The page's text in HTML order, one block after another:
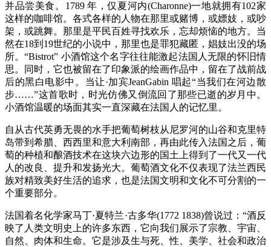
并品尝美食。1789 年，仅夏河内(Charonne)一地就拥有102家
这样的咖啡馆。各式各样的人物在那里或赌博，或嫖妓，或吵
架，或跳舞。那里是平民百姓寻找欢乐，忘却烦恼的地方。当
然在18到19世纪的小说中，那里也是罪犯藏匿，娼妓出没的场
所。“Bistrot” 小酒馆这个名字往往能激起法国人无限的怀旧情
思。同时，它也被留在了印象派的绘画作品中，留在了战前战
后的黑白电影中。当让·加宾JeanGabin 唱起“当我们在河边散
步……”这首歌时，时光仿佛又倒流回了那些已逝的岁月中。
小酒馆温暖的场面其实一直深藏在法国人的记忆里。
自从古代英勇无畏的水手把葡萄树枝从尼罗河的山谷和克里特
岛带到希腊、西西里和意大利南部，再由此传入法国之后，葡
萄的种植和酿酒技术在这块六边形的国土上得到了一代又一代
人的改良、提升和发扬光大。葡萄酒文化不仅表现了法兰西民
族对精致美好生活的追求，也是法国文明和文化不可分割的一
个重要部分。
法国着名化学家马丁·夏特兰·古多华(1772 1838)曾说过：“酒反
映了人类文明史上的许多东西，它向我们展示了宗教、宇宙、
自然、肉体和生命。它是涉及生与死、性、美学、社会和政治